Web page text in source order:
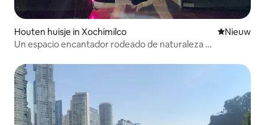
Houten huisje in Xochimilco Nieuwe
Nieuw
Un espacio encantador rodeado de naturaleza …